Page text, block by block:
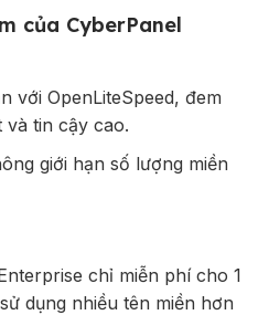
của CyberPanel
với OpenLiteSpeed, đem
tin cậy cao.
giới hạn số lượng miền
chỉ miễn phí cho 1
dụng nhiều tên miền hơn